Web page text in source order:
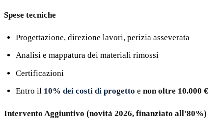
Spese tecniche
Progettazione, direzione lavori, perizia asseverata
Analisi e mappatura dei materiali rimossi
Certificazioni
Entro il 10% dei costi di progetto e non oltre 10.000 €
Intervento Aggiuntivo (novità 2026, finanziato all'80%)